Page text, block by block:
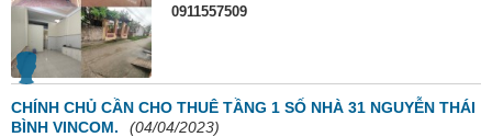
0911557509
CHÍNH CHỦ CẦN CHO THUÊ TẦNG 1 SỐ NHÀ 31 NGUYỄN THÁI
BÌNH VINCOM.
(04/04/2023)